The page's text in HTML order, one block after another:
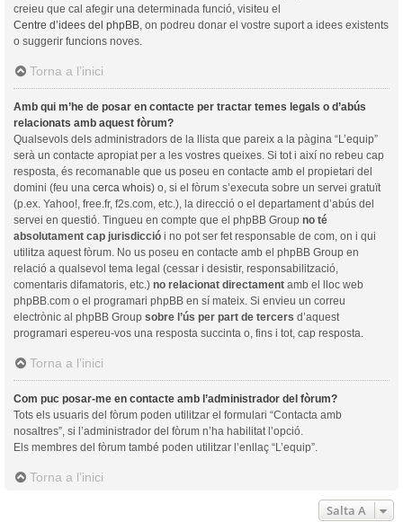
creieu que cal afegir una determinada funció, visiteu el
Centre d’idees del phpBB , on podreu donar el vostre suport a idees existents
o suggerir funcions noves.
Torna a l’inici
Amb qui m’he de posar en contacte per tractar temes legals o d’abús
relacionats amb aquest fòrum?
Qualsevols dels administradors de la llista que pareix a la pàgina “L’equip”
serà un contacte apropiat per a les vostres queixes. Si tot i així no rebeu cap
resposta, és recomanable que us poseu en contacte amb el propietari del
domini (feu una cerca whois) o, si el fòrum s’executa sobre un servei gratuït
(p.ex. Yahoo!, free.fr, f2s.com, etc.), la direcció o el departament d’abús del
servei en questió. Tingueu en compte que el phpBB Group no té
absolutament cap jurisdicció i no pot ser fet responsable de com, on i qui
utilitza aquest fòrum. No us poseu en contacte amb el phpBB Group en
relació a qualsevol tema legal (cessar i desistir, responsabilització,
comentaris difamatoris, etc.) no relacionat directament amb el lloc web
phpBB.com o el programari phpBB en sí mateix. Si envieu un correu
electrònic al phpBB Group sobre l’ús per part de tercers d’aquest
programari espereu-vos una resposta succinta o, fins i tot, cap resposta.
Torna a l’inici
Com puc posar-me en contacte amb l’administrador del fòrum?
Tots els usuaris del fòrum poden utilitzar el formulari “Contacta amb
nosaltres”, si l’administrador del fòrum n’ha habilitat l’opció.
Els membres del fòrum també poden utilitzar l’enllaç “L’equip”.
Torna a l’inici
Salta A